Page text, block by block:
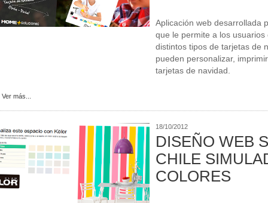
Aplicación web desarrollada
que le permite a los
distintos tipos de tarjetas de
pueden personalizar,
tarjetas de navidad.
Ver más...
18/10/2012
DISEÑO WEB
CHILE
COLORES